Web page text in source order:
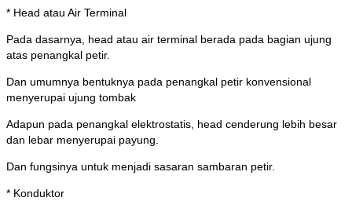
* Head atau Air Terminal
Pada dasarnya, head atau air terminal berada pada bagian ujung
atas penangkal petir.
Dan umumnya bentuknya pada penangkal petir konvensional
menyerupai ujung tombak
Adapun pada penangkal elektrostatis, head cenderung lebih besar
dan lebar menyerupai payung.
Dan fungsinya untuk menjadi sasaran sambaran petir.
* Konduktor